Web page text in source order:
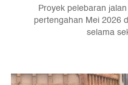
Proyek pelebaran
pertengahan Mei 2026
selama